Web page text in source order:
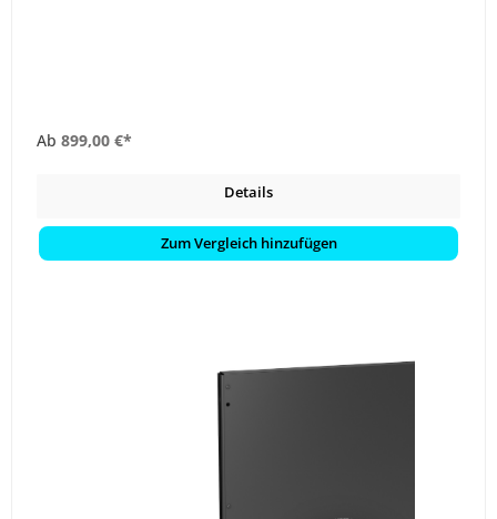
Ab 899,00 €*
Details
Zum Vergleich hinzufügen